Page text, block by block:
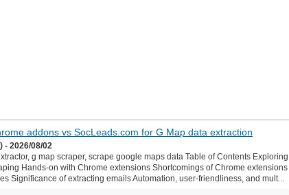
addons vs SocLeads.com for G Map data extraction
- 2026/08/02
g map scraper, scrape google maps data Table of Contents Exploring
Hands-on with Chrome extensions Shortcomings of Chrome extensions
Significance of extracting emails Automation, user-friendliness, and mult...